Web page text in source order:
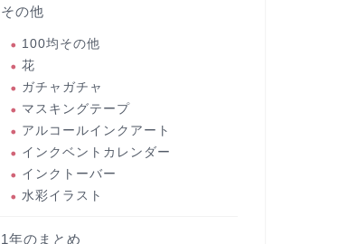
その他
100均その他
花
ガチャガチャ
マスキングテープ
アルコールインクアート
インクベントカレンダー
インクトーバー
水彩イラスト
1年のまとめ